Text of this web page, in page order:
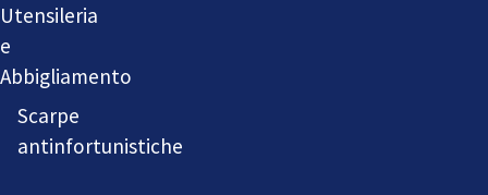
Utensileria
e
Abbigliamento
Scarpe
antinfortunistiche